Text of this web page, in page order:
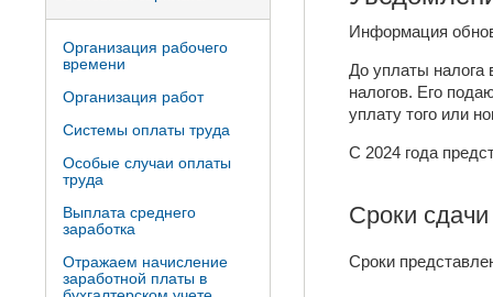
Информация
До уплаты
налогов. Его
уплату того или
С 2024 года
Сроки
Сроки
Организация рабочего
времени
Организация работ
Системы оплаты труда
Особые случаи оплаты
труда
Выплата среднего
заработка
Отражаем начисление
заработной платы в